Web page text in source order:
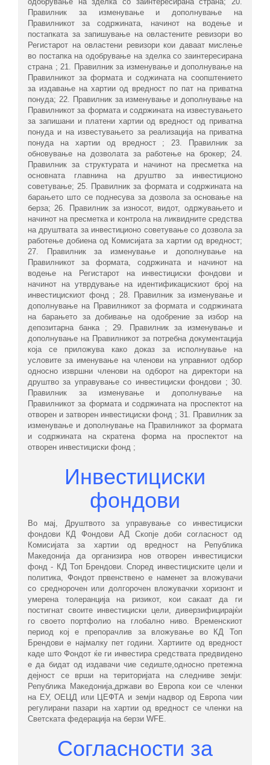
Правилник за изменување и дополнување на
Правилникот за содржината, начинот на водење и
постапката за запишување на овластените ревизори во
Регистарот на овластени ревизори кои даваат мислење
во постапка на одобрување на зделка со заинтересирана
страна ; 21. Правилник за изменување и дополнување на
Правилникот за формата и соджината на соопштението
за издавање на хартии од вредност по пат на приватна
понуда; 22. Правилник за изменување и дополнување на
Правилникот за формата и содржината на известувањето
за запишани и платени хартии од вредност од приватна
понуда и на известувањето за реализација на приватна
понуда на хартии од вредност ; 23. Правилник за
обновување на дозволата за работење на брокер; 24.
Правилник за структурата и начинот на пресметка на
основната главнина на друштво за инвестиционо
советување; 25. Правилник за формата и содржината на
барањето што се поднесува за дозвола за основање на
берза; 26. Правилник за износот, видот, одржувањето и
начинот на пресметка и контрола на ликвидните средства
на друштвата за инвестиционо советување со дозвола за
работење добиена од Комисијата за хартии од вредност;
27. Правилник за изменување и дополнување на
Правилникот за формата, содржината и начинот на
водење на Регистарот на инвестициски фондови и
начинот на утврдување на идентификацискиот број на
инвестицискиот фонд ; 28. Правилник за изменување и
дополнување на Правилникот за формата и содржината
на барањето за добивање на одобрение за избор на
депозитарна банка ; 29. Правилник за изменување и
дополнување на Правилникот за потребна документација
која се приложува како доказ за исполнување на
условите за именување на членови на управниот одбор
односно извршни членови на одборот на директори на
друштво за управување со инвестициски фондови ; 30.
Правилник за изменување и дополнување на
Правилникот за формата и содржината на проспектот на
отворен и затворен инвестициски фонд ; 31. Правилник за
изменување и дополнување на Правилникот за формата
и содржината на скратена форма на проспектот на
отворен инвестициски фонд ;
Инвестициски
фондови
Во мај, Друштвото за управување со инвестициски
фондови КД Фондови АД Скопје доби согласност од
Комисијата за хартии од вредност на Република
Македонија да организира нов отворен инвестициски
фонд - КД Топ Брендови. Според инвестициските цели и
политика, Фондот првенствено е наменет за вложувачи
со среднорочен или долгорочен вложувачки хоризонт и
умерена толеранција на ризикот, кои сакаат да ги
постигнат своите инвестициски цели, диверзифицирајќи
го своето портфолио на глобално ниво. Временскиот
период кој е препорачлив за вложување во КД Топ
Брендови е најмалку пет години. Хартиите од вредност
каде што Фондот ќе ги инвестира средствата предвидено
е да бидат од издавачи чие седиште,односно претежна
дејност се врши на територијата на следниве земји:
Република Македонија,држави во Европа кои се членки
на ЕУ, ОЕЦД или ЦЕФТА и земји надвор од Европа чии
регулирани пазари на хартии од вредност се членки на
Светската федерација на берзи WFE.
Согласности за